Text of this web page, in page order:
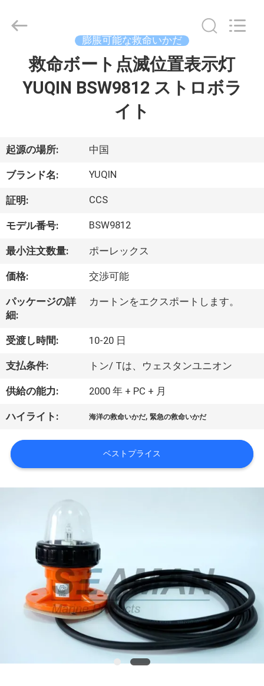
ダ
ク
ト
ビ
オ
に
つ
い
て
工
理
Copyright
膨脹可能な救命いかだ
救命ボート点滅位置表示灯
YUQIN BSW9812 ストロボラ
イト
起源の場所: 中国
ブランド名: YUQIN
証明: CCS
モデル番号: BSW9812
最小注文数量: ポーレックス
価格: 交渉可能
パッケージの詳
細:
カートンをエクスポートします。
受渡し時間: 10-20 日
支払条件: トン/ Tは、ウェスタンユニオン
供給の能力: 2000 年 + PC + 月
ハイライト: 海洋の救命いかだ,緊急の救命いかだ
ベストプライス